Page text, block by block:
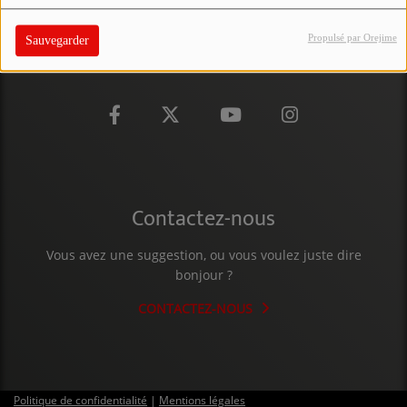
Sauvegarder Propulsé par Orejime
PARTICIPEZ
JEUX CONCOURS
L'ŒIL DE L'OIE | PRÉSENTATION
VIDÉOS | L’ŒIL DE L'OIE
Contactez-nous
Vous avez une suggestion, ou vous voulez juste dire
bonjour ?
CONTACTEZ-NOUS
Politique de confidentialité | Mentions légales